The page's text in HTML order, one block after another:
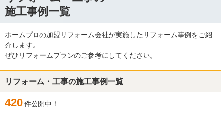
施工事例一覧
ホームプロの加盟リフォーム会社が実施したリフォーム事例をご紹
介します。
ぜひリフォームプランのご参考にしてください。
リフォーム・工事の施工事例一覧
420件公開中！